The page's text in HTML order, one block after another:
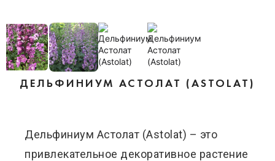
ДЕЛЬФИНИУМ АСТОЛАТ (ASTOLAT)
Дельфиниум Астолат (Astolat) – это
привлекательное декоративное растение